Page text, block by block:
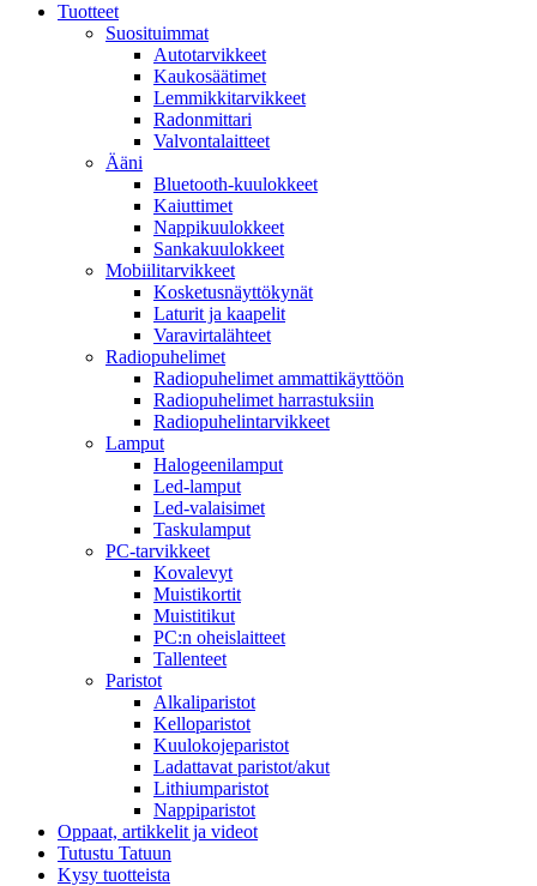
Tuotteet
Suosituimmat
Autotarvikkeet
Kaukosäätimet
Lemmikkitarvikkeet
Radonmittari
Valvontalaitteet
Ääni
Bluetooth-kuulokkeet
Kaiuttimet
Nappikuulokkeet
Sankakuulokkeet
Mobiilitarvikkeet
Kosketusnäyttökynät
Laturit ja kaapelit
Varavirtalähteet
Radiopuhelimet
Radiopuhelimet ammattikäyttöön
Radiopuhelimet harrastuksiin
Radiopuhelintarvikkeet
Lamput
Halogeenilamput
Led-lamput
Led-valaisimet
Taskulamput
PC-tarvikkeet
Kovalevyt
Muistikortit
Muistitikut
PC:n oheislaitteet
Tallenteet
Paristot
Alkaliparistot
Kelloparistot
Kuulokojeparistot
Ladattavat paristot/akut
Lithiumparistot
Nappiparistot
Oppaat, artikkelit ja videot
Tutustu Tatuun
Kysy tuotteista